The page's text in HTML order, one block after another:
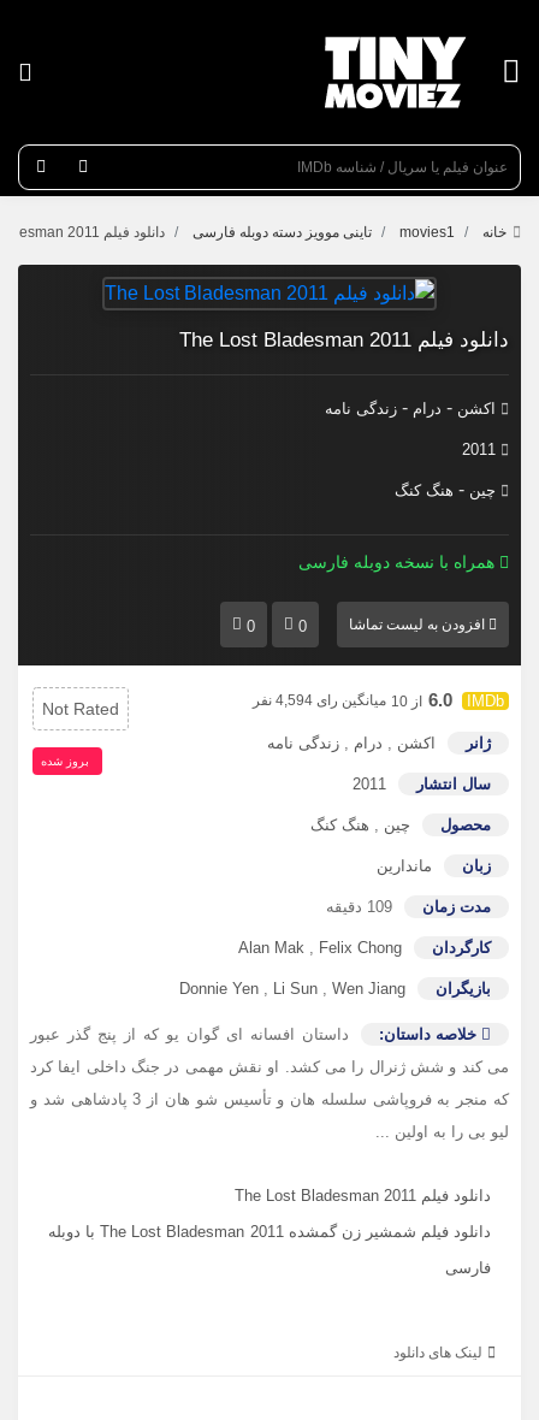
عنوان
خانه movies1 تاینی موویز دسته دوبله فارسی دانلود فیلم The Lost Bladesman 2011
دانلود فیلم The Lost Bladesman 2011
اکشن - درام - زندگی نامه
2011
چین - هنگ کنگ
همراه با نسخه دوبله فارسی
افزودن به لیست تماشا 0
0
6.0 از 10 میانگین رای 4,594 نفر
ژانر اکشن , درام , زندگی نامه
سال انتشار 2011
محصول چین , هنگ کنگ
زبان ماندارین
مدت زمان 109 دقیقه
کارگردان Alan Mak , Felix Chong
بازیگران Donnie Yen , Li Sun , Wen Jiang
خلاصه داستان:
داستان افسانه ای گوان یو که از پنج گذر عبور
می کند و شش ژنرال را می کشد. او نقش مهمی در جنگ داخلی ایفا کرد
که منجر به فروپاشی سلسله هان و تأسیس شو هان از 3 پادشاهی شد و
لیو بی را به اولین ...
Not Rated
بروز‌ شده
دانلود فیلم The Lost Bladesman 2011
دانلود فیلم شمشیر زن گمشده 2011 The Lost Bladesman با دوبله
فارسی
لینک های دانلود